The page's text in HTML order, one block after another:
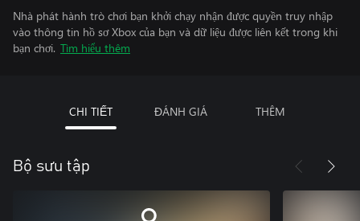
Nhà phát hành trò chơi bạn khởi chạy nhận được quyền truy nhập
vào thông tin hồ sơ Xbox của bạn và dữ liệu được liên kết trong khi
bạn chơi. Tìm hiểu thêm
CHI TIẾT ĐÁNH GIÁ THÊM
Bộ sưu tập